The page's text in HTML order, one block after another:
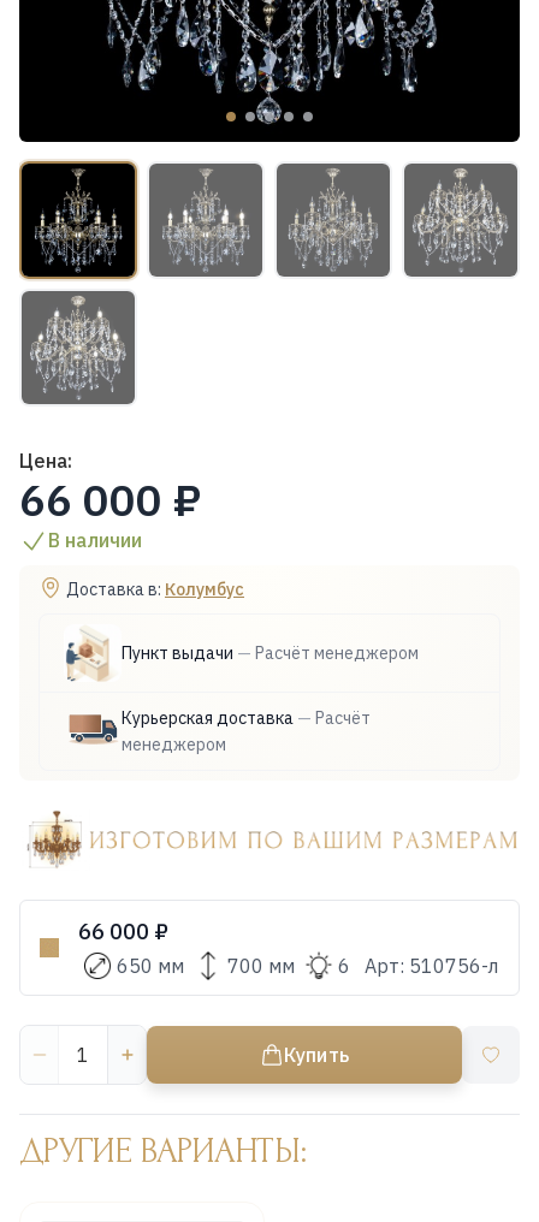
Цена:
66 000 ₽
В наличии
Доставка в: Колумбус
Пункт выдачи — Расчёт менеджером
Курьерская доставка — Расчёт
менеджером
66 000 ₽
650 мм 700 мм 6 Арт: 510756-л
Купить
ДРУГИЕ ВАРИАНТЫ: